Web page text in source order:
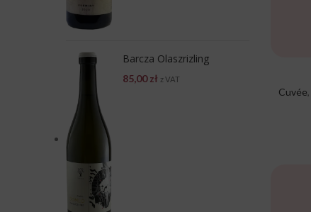
Barcza Olaszrizling
85,00zł z VAT
Cuvée,